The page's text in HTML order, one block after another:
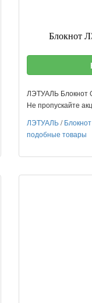
Блокнот
ЛЭТУАЛЬ Блокнот
Не пропускайте
ЛЭТУАЛЬ/
подобные товары